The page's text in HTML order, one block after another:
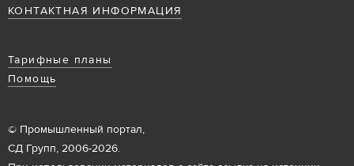
КОНТАКТНАЯ ИНФОРМАЦИЯ
Тарифные планы
Помощь
© Промышленный портал,
СД Групп, 2006-2026.